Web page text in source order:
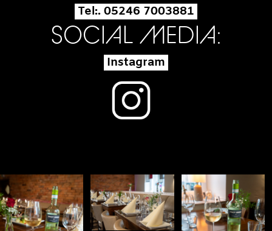
Tel:. 05246 7003881
SOCIAL MEDIA:
Instagram